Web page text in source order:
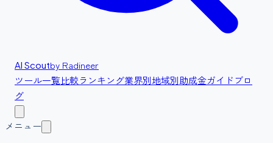
AI Scoutby Radineer
ツール一覧比較ランキング業界別地域別助成金ガイドブロ
グ
メニュー